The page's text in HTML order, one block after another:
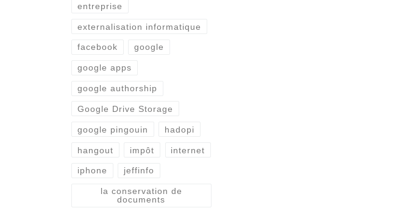
entreprise
externalisation informatique
facebook google
google apps
google authorship
Google Drive Storage
google pingouin hadopi
hangout impôt internet
iphone jeffinfo
la conservation de
documents